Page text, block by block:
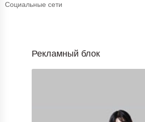
Социальные сети
Рекламный блок